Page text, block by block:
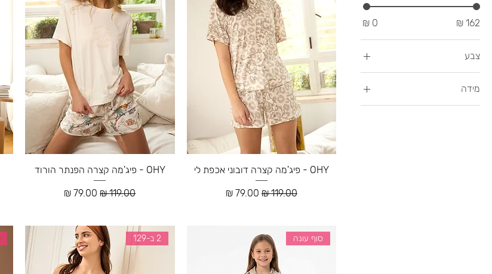
צבע
מידה
6
OHY - פיג'מה קצרה דובוני אכפת לי
מחיר רגיל‏119.00 ‏₪ מחיר מבצע
OHY - פיג'מה קצרה הפנתר הורוד
מחיר רגיל‏119.00 ‏₪ מחיר מבצע
סוף עונה 2 ב-129